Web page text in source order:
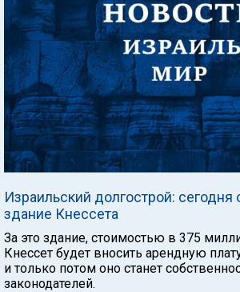
Израильский долгострой: сегодня
здание Кнессета
За это здание, стоимостью в 375
Кнессет будет вносить арендную
и только потом оно станет
законодателей.